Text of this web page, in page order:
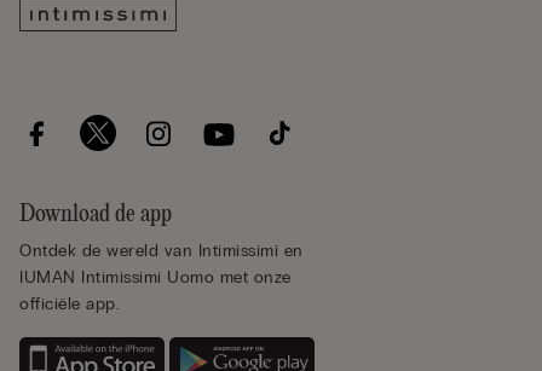
Download de app
Ontdek de wereld van Intimissimi en
IUMAN Intimissimi Uomo met onze
officiële app.